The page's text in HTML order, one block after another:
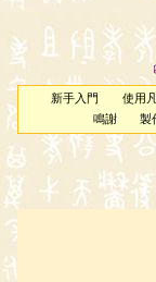
新手入門 使用
鳴謝
製